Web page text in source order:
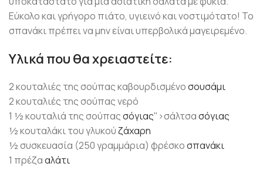
Εύκολο και γρήγορο πιάτο, υγιεινό και νοστιμότατο! Το
σπανάκι πρέπει να μην είναι υπερβολικά μαγειρεμένο.
Υλικά που θα χρειαστείτε:
2 κουταλιές της σούπας καβουρδισμένοσουσάμι
2 κουταλιές της σούπας νερό
1 ½ κουταλιά της σούπαςσόγιας">σάλτσασόγιας
½ κουταλάκι του γλυκούζάχαρη
½ συσκευασία (250 γραμμάρια) φρέσκοσπανάκι
1 πρέζααλάτι